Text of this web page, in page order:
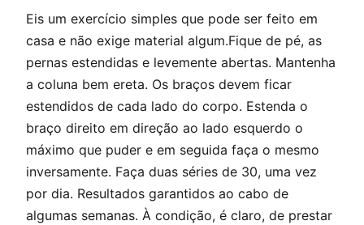
Eis um exercício simples que pode ser feito em
casa e não exige material algum.Fique de pé, as
pernas estendidas e levemente abertas. Mantenha
a coluna bem ereta. Os braços devem ficar
estendidos de cada lado do corpo. Estenda o
braço direito em direção ao lado esquerdo o
máximo que puder e em seguida faça o mesmo
inversamente. Faça duas séries de 30, uma vez
por dia. Resultados garantidos ao cabo de
algumas semanas. À condição, é claro, de prestar